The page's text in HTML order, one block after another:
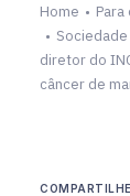
Home
diretor do
câncer de
COMPARTILHE